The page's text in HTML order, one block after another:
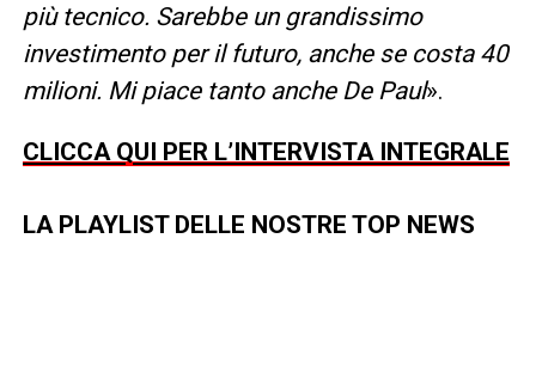
più tecnico. Sarebbe un grandissimo
investimento per il futuro, anche se costa 40
milioni. Mi piace tanto anche De Paul».
CLICCA QUI PER L’INTERVISTA INTEGRALE
LA PLAYLIST DELLE NOSTRE TOP NEWS